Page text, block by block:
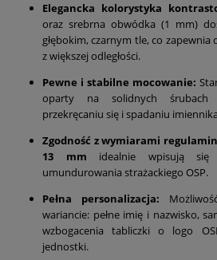
Elegancka kolorystyka
oraz srebrna obwódka (1 mm)
głębokim, czarnym tle, co zapewnia
z większej odległości.
Pewne i stabilne mocowanie:
oparty na solidnych śrubach
przekręcaniu się i spadaniu
Zgodność z wymiarami
13 mm idealnie wpisują się
umundurowania strażackiego OSP.
Pełna personalizacja:
wariancie: pełne imię i nazwisko,
wzbogacenia tabliczki o logo
jednostki.